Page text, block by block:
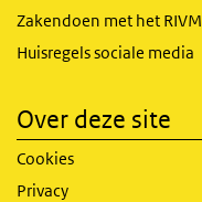
Zakendoen met het RIVM
Huisregels sociale media
Over deze site
Cookies
Privacy